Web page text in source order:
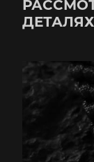
ДЕТАЛЯХ